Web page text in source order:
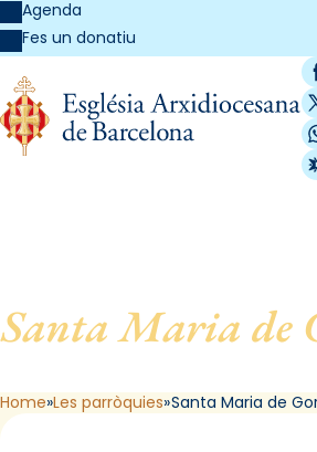
Agenda
Fes un donatiu
Santa Maria de
Home Les parròquies Santa Maria de